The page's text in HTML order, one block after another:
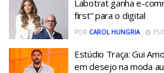
Labotrat ganha e-
first” para o digital
POR CAROL HUNGRIA 15/
Estúdio Traça: Gui
em desejo na moda